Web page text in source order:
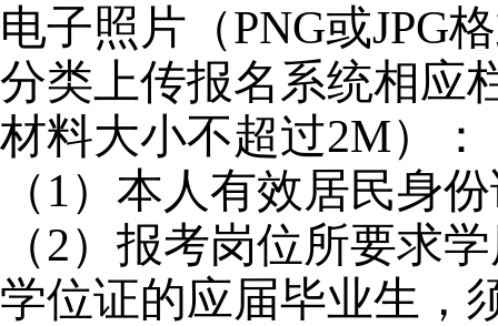
电子照片（PNG或JPG
分类上传报名系统相应
材料大小不超过2M）：
（1）本人有效居民身
（2）报考岗位所要求
学位证的应届毕业生，